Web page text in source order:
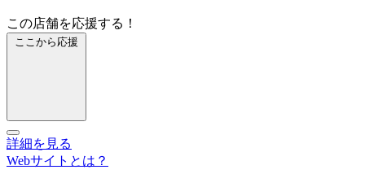
この店舗を応援する！
ここから応援
詳細を見る
Webサイトとは？